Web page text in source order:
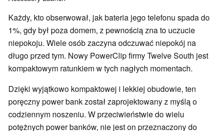
Każdy, kto obserwował, jak bateria jego telefonu spada do
1%, gdy był poza domem, z pewnością zna to uczucie
niepokoju. Wiele osób zaczyna odczuwać niepokój na
długo przed tym. Nowy PowerClip firmy Twelve South jest
kompaktowym ratunkiem w tych nagłych momentach.
Dzięki wyjątkowo kompaktowej i lekkiej obudowie, ten
poręczny power bank został zaprojektowany z myślą o
codziennym noszeniu. W przeciwieństwie do wielu
potężnych power banków, nie jest on przeznaczony do